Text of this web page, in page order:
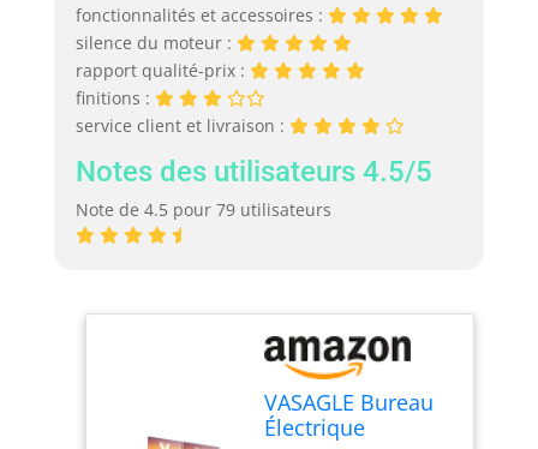
fonctionnalités et accessoires :
silence du moteur :
rapport qualité-prix :
finitions :
service client et livraison :
Notes des utilisateurs 4.5/5
Note de 4.5 pour 79 utilisateurs
VASAGLE Bureau
Électrique